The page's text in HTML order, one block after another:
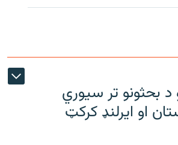
بحثونو تر سیوري
او ایرلنډ کرکټ